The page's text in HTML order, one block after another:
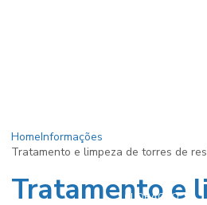
CLORAÇÃO
HomeInformações
Tratamento e limpeza de torres de
Tratamento e